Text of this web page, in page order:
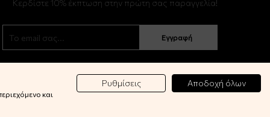
Κερδίστε 10% έκπτωση στην πρώτη σας παραγγελία!
Εγγραφή
και
Ρυθμίσεις Αποδοχή όλων